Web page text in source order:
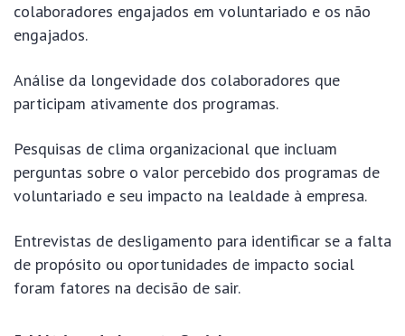
colaboradores engajados em voluntariado e os não
engajados.
Análise da longevidade dos colaboradores que
participam ativamente dos programas.
Pesquisas de clima organizacional que incluam
perguntas sobre o valor percebido dos programas de
voluntariado e seu impacto na lealdade à empresa.
Entrevistas de desligamento para identificar se a falta
de propósito ou oportunidades de impacto social
foram fatores na decisão de sair.